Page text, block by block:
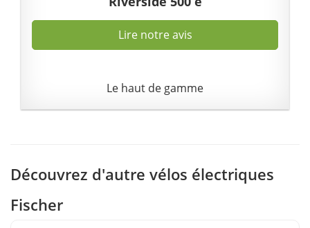
Lire notre avis
Le haut de gamme
Découvrez d'autre vélos électriques
Fischer